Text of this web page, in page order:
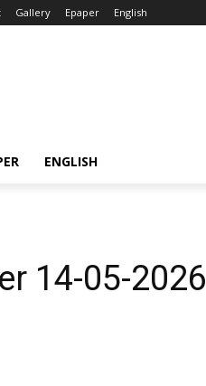
Gallery Epaper English
ENGLISH
14-05-2026